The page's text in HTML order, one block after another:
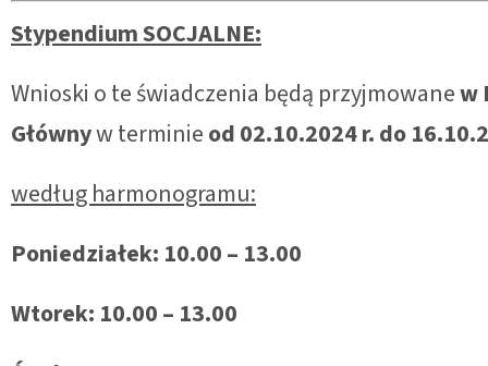
Stypendium SOCJALNE:
Wnioski o te świadczenia będą przyjmowanew
Głównyw terminieod 02.10.2024 r. do
według harmonogramu:
Poniedziałek: 10.00 – 13.00
Wtorek: 10.00 – 13.00